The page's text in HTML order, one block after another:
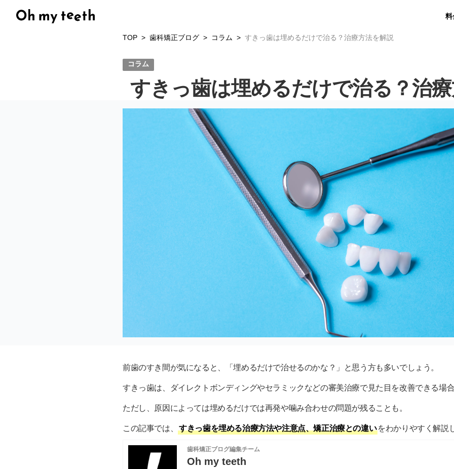
TOP 歯科矯正ブログ コラム すきっ歯は埋めるだけで治る？治療方法を解説
コラム
すきっ歯は埋めるだけで治る？治
前歯のすき間が気になると、「埋めるだけで治せるのかな？」と思う方も多いでしょう。
すきっ歯は、ダイレクトボンディングやセラミックなどの審美治療で見た目を改善できる場合
ただし、原因によっては埋めるだけでは再発や噛み合わせの問題が残ることも。
この記事では、 すきっ歯を埋める治療方法や注意点、矯正治療との違い をわかりやすく解説
歯科矯正ブログ編集チーム
Oh my teeth